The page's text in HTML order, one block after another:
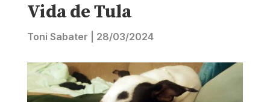
Vida de Tula
Toni Sabater 28/03/2024